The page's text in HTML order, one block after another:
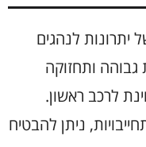
יתרונות לנהגים
ותחזוקה
לרכב ראשון.
ניתן להבטיח